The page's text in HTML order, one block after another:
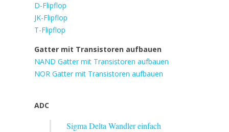
D-Flipflop
JK-Flipflop
T-Flipflop
Gatter mit Transistoren aufbauen
NAND Gatter mit Transistoren aufbauen
NOR Gatter mit Transistoren aufbauen
ADC
Sigma Delta Wandler einfach